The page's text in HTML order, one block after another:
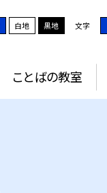
白地 黒地 文字
ことばの教室